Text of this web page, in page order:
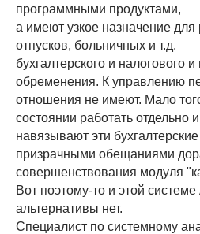
программными продуктами,
а имеют узкое назначение для
отпусков, больничных и т.д.
бухгалтерского и налогового
обременения. К управлению
отношения не имеют. Мало
состоянии работать отдельно
навязывают эти
призрачными обещаниями
совершенствования модуля
Вот поэтому-то и этой
альтернативы нет.
Специалист по системному